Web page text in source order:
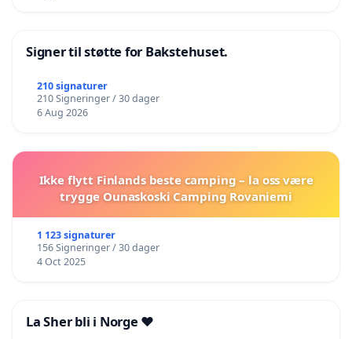
Signer til støtte for Bakstehuset.
210 signaturer
210 Signeringer / 30 dager
6 Aug 2026
Ikke flytt Finlands beste camping – la oss være
trygge Ounaskoski Camping Rovaniemi
1 123 signaturer
156 Signeringer / 30 dager
4 Oct 2025
La Sher bli i Norge ❤️